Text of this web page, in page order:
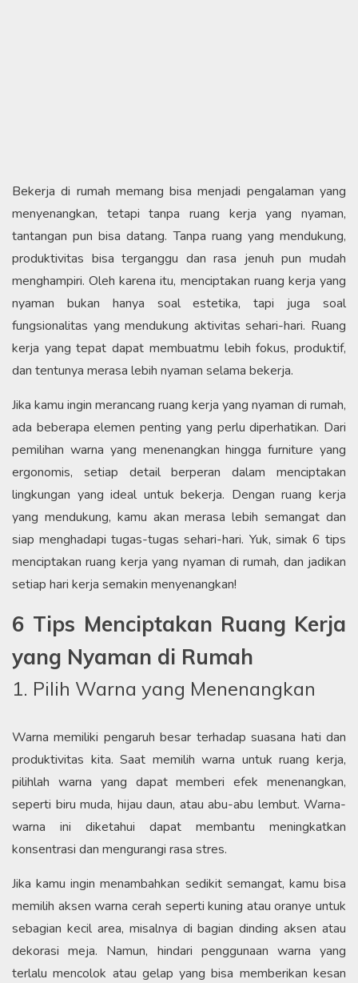
Bekerja di rumah memang bisa menjadi pengalaman yang
menyenangkan, tetapi tanpa ruang kerja yang nyaman,
tantangan pun bisa datang. Tanpa ruang yang mendukung,
produktivitas bisa terganggu dan rasa jenuh pun mudah
menghampiri. Oleh karena itu, menciptakan ruang kerja yang
nyaman bukan hanya soal estetika, tapi juga soal
fungsionalitas yang mendukung aktivitas sehari-hari. Ruang
kerja yang tepat dapat membuatmu lebih fokus, produktif,
dan tentunya merasa lebih nyaman selama bekerja.
Jika kamu ingin merancang ruang kerja yang nyaman di rumah,
ada beberapa elemen penting yang perlu diperhatikan. Dari
pemilihan warna yang menenangkan hingga furniture yang
ergonomis, setiap detail berperan dalam menciptakan
lingkungan yang ideal untuk bekerja. Dengan ruang kerja
yang mendukung, kamu akan merasa lebih semangat dan
siap menghadapi tugas-tugas sehari-hari. Yuk, simak 6 tips
menciptakan ruang kerja yang nyaman di rumah, dan jadikan
setiap hari kerja semakin menyenangkan!
6 Tips Menciptakan Ruang Kerja
yang Nyaman di Rumah
1. Pilih Warna yang Menenangkan
Warna memiliki pengaruh besar terhadap suasana hati dan
produktivitas kita. Saat memilih warna untuk ruang kerja,
pilihlah warna yang dapat memberi efek menenangkan,
seperti biru muda, hijau daun, atau abu-abu lembut. Warna-
warna ini diketahui dapat membantu meningkatkan
konsentrasi dan mengurangi rasa stres.
Jika kamu ingin menambahkan sedikit semangat, kamu bisa
memilih aksen warna cerah seperti kuning atau oranye untuk
sebagian kecil area, misalnya di bagian dinding aksen atau
dekorasi meja. Namun, hindari penggunaan warna yang
terlalu mencolok atau gelap yang bisa memberikan kesan